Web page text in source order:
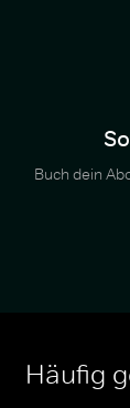
Buch dein
Häufig